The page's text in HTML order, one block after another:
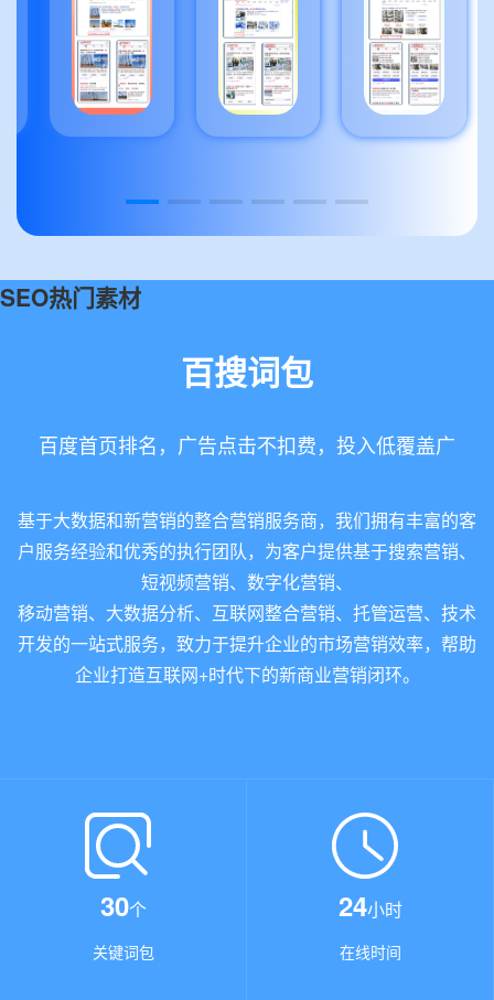
SEO热门素材
百搜词包
百度首页排名，广告点击不扣费，投入低覆盖广
基于大数据和新营销的整合营销服务商，我们拥有丰富的客
户服务经验和优秀的执行团队，为客户提供基于搜索营销、
短视频营销、数字化营销、
移动营销、大数据分析、互联网整合营销、托管运营、技术
开发的一站式服务，致力于提升企业的市场营销效率，帮助
企业打造互联网+时代下的新商业营销闭环。
30个
关键词包
24小时
在线时间